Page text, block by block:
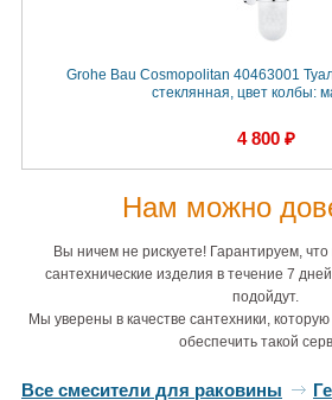
Grohe Bau Cosmopolitan 40463001
стеклянная, цвет колбы:
4 800 ₽
Нам можно
Вы ничем не рискуете! Гарантируем,
сантехнические изделия в течение 7
подойдут.
Мы уверены в качестве сантехники,
обеспечить такой
Все смесители для раковины